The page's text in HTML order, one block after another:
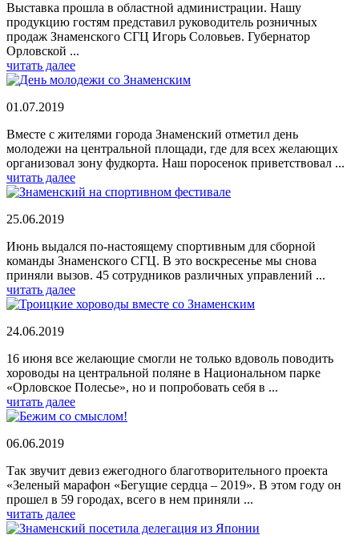
Выставка прошла в областной администрации. Нашу
продукцию гостям представил руководитель розничных
продаж Знаменского СГЦ Игорь Соловьев. Губернатор
Орловской ...
читать далее
01.07.2019
Вместе с жителями города Знаменский отметил день
молодежи на центральной площади, где для всех желающих
организовал зону фудкорта. Наш поросенок приветствовал ...
читать далее
25.06.2019
Июнь выдался по-настоящему спортивным для сборной
команды Знаменского СГЦ. В это воскресенье мы снова
приняли вызов. 45 сотрудников различных управлений ...
читать далее
24.06.2019
16 июня все желающие смогли не только вдоволь поводить
хороводы на центральной поляне в Национальном парке
«Орловское Полесье», но и попробовать себя в ...
читать далее
06.06.2019
Так звучит девиз ежегодного благотворительного проекта
«Зеленый марафон «Бегущие сердца – 2019». В этом году он
прошел в 59 городах, всего в нем приняли ...
читать далее